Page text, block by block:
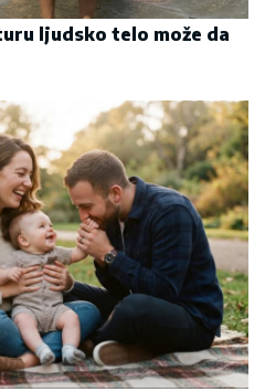
ljudsko telo može da